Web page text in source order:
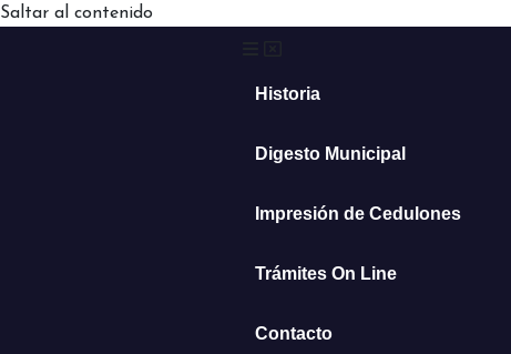
Saltar al contenido
Historia
Digesto Municipal
Impresión de Cedulones
Trámites On Line
Contacto